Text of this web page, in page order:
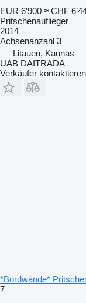
EUR 6’900 ≈ CHF
Pritschenauflieger
2014
Achsenanzahl 3
Litauen, Kaunas
UAB DAITRADA
Verkäufer kontaktieren
*Bordwände*
7